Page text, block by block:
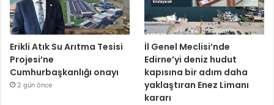
Erikli Atık Su Arıtma Tesisi
Projesi’ne
Cumhurbaşkanlığı onayı
2 gün önce
İl Genel Meclisi’nde
Edirne’yi deniz hudut
kapısına bir adım daha
yaklaştıran Enez Limanı
kararı